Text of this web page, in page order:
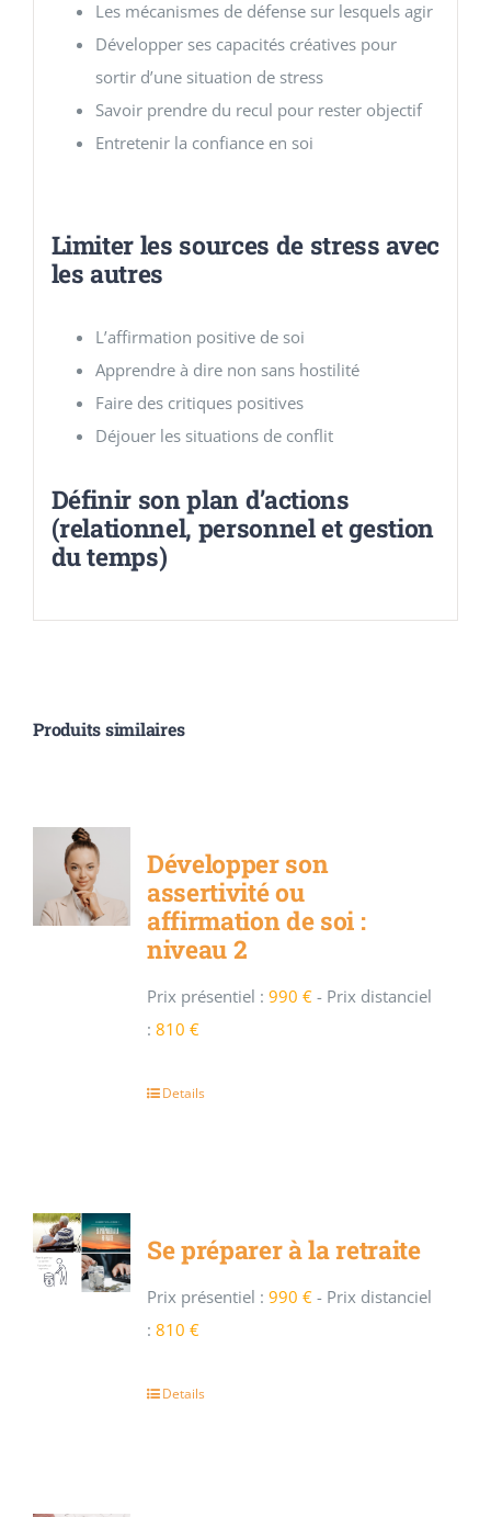
Les mécanismes de défense sur lesquels agir
Développer ses capacités créatives pour
sortir d’une situation de stress
Savoir prendre du recul pour rester objectif
Entretenir la confiance en soi
Limiter les sources de stress avec
les autres
L’affirmation positive de soi
Apprendre à dire non sans hostilité
Faire des critiques positives
Déjouer les situations de conflit
Définir son plan d’actions
(relationnel, personnel et gestion
du temps)
Produits similaires
Développer son
assertivité ou
affirmation de soi :
niveau 2
Prix présentiel : 990 € - Prix distanciel
: 810 €
Details
Se préparer à la retraite
Prix présentiel : 990 € - Prix distanciel
: 810 €
Details